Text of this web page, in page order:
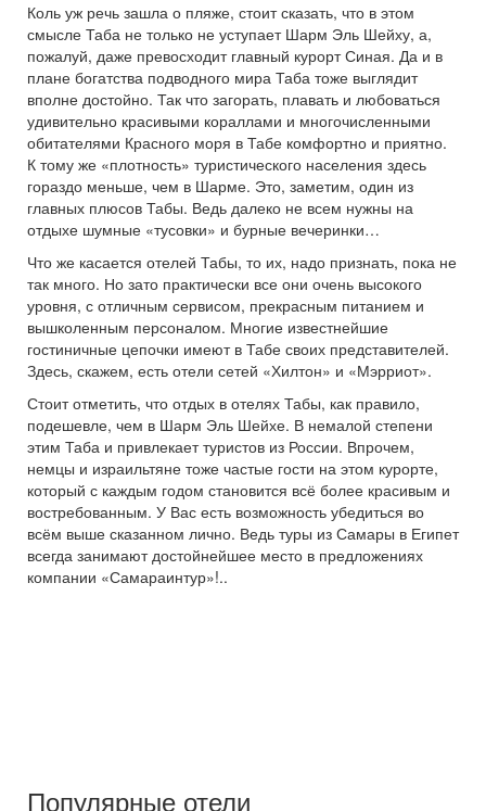
Коль уж речь зашла о пляже, стоит сказать, что в этом
смысле Таба не только не уступает Шарм Эль Шейху, а,
пожалуй, даже превосходит главный курорт Синая. Да и в
плане богатства подводного мира Таба тоже выглядит
вполне достойно. Так что загорать, плавать и любоваться
удивительно красивыми кораллами и многочисленными
обитателями Красного моря в Табе комфортно и приятно.
К тому же «плотность» туристического населения здесь
гораздо меньше, чем в Шарме. Это, заметим, один из
главных плюсов Табы. Ведь далеко не всем нужны на
отдыхе шумные «тусовки» и бурные вечеринки…
Что же касается отелей Табы, то их, надо признать, пока не
так много. Но зато практически все они очень высокого
уровня, с отличным сервисом, прекрасным питанием и
вышколенным персоналом. Многие известнейшие
гостиничные цепочки имеют в Табе своих представителей.
Здесь, скажем, есть отели сетей «Хилтон» и «Мэрриот».
Стоит отметить, что отдых в отелях Табы, как правило,
подешевле, чем в Шарм Эль Шейхе. В немалой степени
этим Таба и привлекает туристов из России. Впрочем,
немцы и израильтяне тоже частые гости на этом курорте,
который с каждым годом становится всё более красивым и
востребованным. У Вас есть возможность убедиться во
всём выше сказанном лично. Ведь туры из Самары в Египет
всегда занимают достойнейшее место в предложениях
компании «Самараинтур»!..
Популярные отели